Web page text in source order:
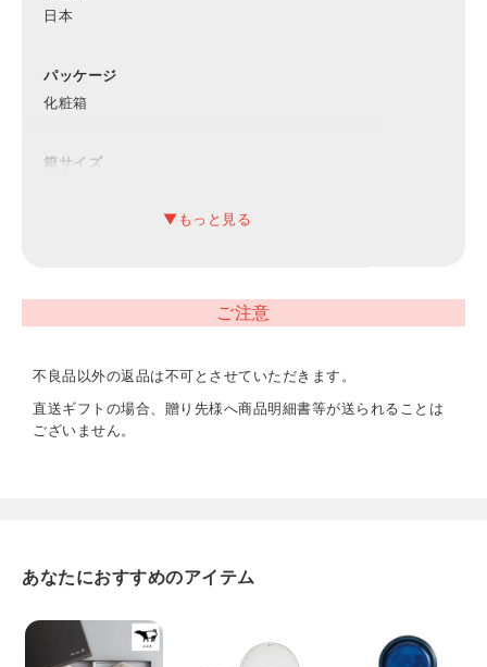
日本
パッケージ
化粧箱
箱サイズ
直径16.3×高さ2.2cm
1420g
ご注意
不良品以外の返品は不可とさせていただきます。
直送ギフトの場合、贈り先様へ商品明細書等が送られることは
ございません。
あなたにおすすめのアイテム